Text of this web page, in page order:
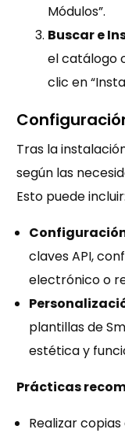
Módulos”.
Buscar e
el catálogo
clic en
Tras la
según las
Esto puede incluir:
claves API,
electrónico o
plantillas de
estética y
Prácticas
Realizar